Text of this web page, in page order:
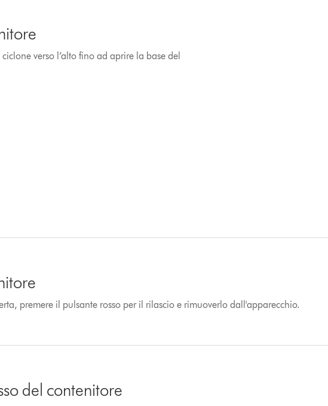
verso l’alto fino ad aprire la base del
premere il pulsante rosso per il rilascio e rimuoverlo dall'apparecchio.
del contenitore